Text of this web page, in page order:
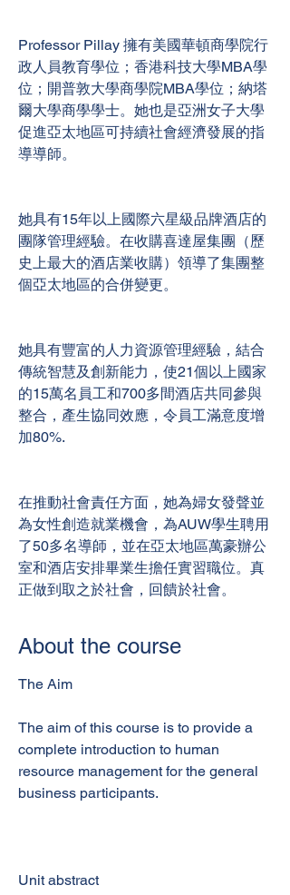
Professor Pillay 擁有美國華頓商學院行
政人員教育學位；香港科技大學MBA學
位；開普敦大學商學院MBA學位；納塔
爾大學商學學士。她也是亞洲女子大學
促進亞太地區可持續社會經濟發展的指
導導師。
她具有15年以上國際六星級品牌酒店的
團隊管理經驗。在收購喜達屋集團（歷
史上最大的酒店業收購）領導了集團整
個亞太地區的合併變更。
她具有豐富的人力資源管理經驗，結合
傳統智慧及創新能力，使21個以上國家
的15萬名員工和700多間酒店共同參與
整合，產生協同效應，令員工滿意度增
加80%.
在推動社會責任方面，她為婦女發聲並
為女性創造就業機會，為AUW學生聘用
了50多名導師，並在亞太地區萬豪辦公
室和酒店安排畢業生擔任實習職位。真
正做到取之於社會，回饋於社會。
About the course
The Aim
The aim of this course is to provide a
complete introduction to human
resource management for the general
business participants.
Unit abstract